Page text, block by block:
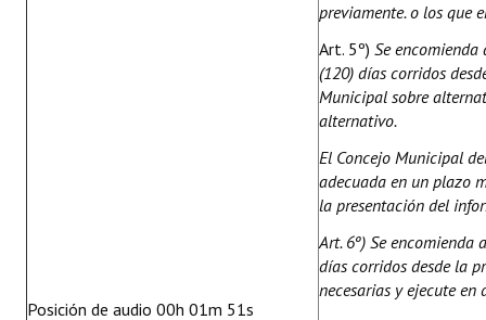
Posición de audio 00h 01m 51s
previamente. o los que
Art. 5º) Se
(120) días corridos
Municipal sobre
alternativo.
El Concejo Municipal
adecuada en un plazo
la presentación del
Art. 6º) Se
días corridos desde la
necesarias y ejecute